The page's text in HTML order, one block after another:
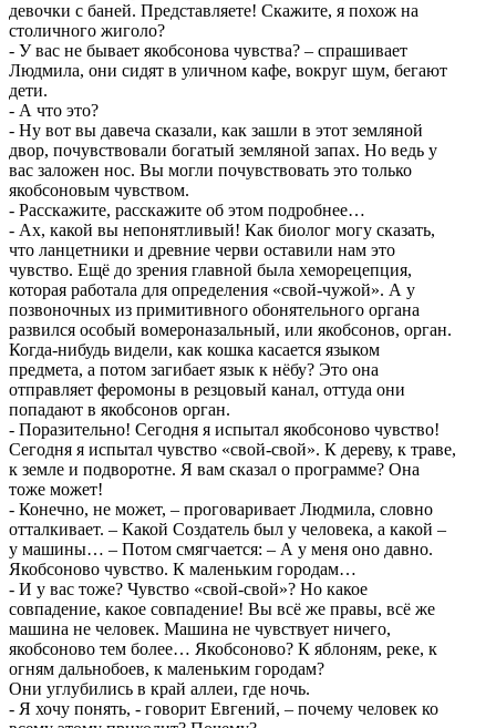
девочки с баней. Представляете! Скажите, я похож на
столичного жиголо?
- У вас не бывает якобсонова чувства? – спрашивает
Людмила, они сидят в уличном кафе, вокруг шум, бегают
дети.
- А что это?
- Ну вот вы давеча сказали, как зашли в этот земляной
двор, почувствовали богатый земляной запах. Но ведь у
вас заложен нос. Вы могли почувствовать это только
якобсоновым чувством.
- Расскажите, расскажите об этом подробнее…
- Ах, какой вы непонятливый! Как биолог могу сказать,
что ланцетники и древние черви оставили нам это
чувство. Ещё до зрения главной была хеморецепция,
которая работала для определения «свой-чужой». А у
позвоночных из примитивного обонятельного органа
развился особый вомероназальный, или якобсонов, орган.
Когда-нибудь видели, как кошка касается языком
предмета, а потом загибает язык к нёбу? Это она
отправляет феромоны в резцовый канал, оттуда они
попадают в якобсонов орган.
- Поразительно! Сегодня я испытал якобсоново чувство!
Сегодня я испытал чувство «свой-свой». К дереву, к траве,
к земле и подворотне. Я вам сказал о программе? Она
тоже может!
- Конечно, не может, – проговаривает Людмила, словно
отталкивает. – Какой Создатель был у человека, а какой –
у машины… – Потом смягчается: – А у меня оно давно.
Якобсоново чувство. К маленьким городам…
- И у вас тоже? Чувство «свой-свой»? Но какое
совпадение, какое совпадение! Вы всё же правы, всё же
машина не человек. Машина не чувствует ничего,
якобсоново тем более… Якобсоново? К яблоням, реке, к
огням дальнобоев, к маленьким городам?
Они углубились в край аллеи, где ночь.
- Я хочу понять, - говорит Евгений, – почему человек ко